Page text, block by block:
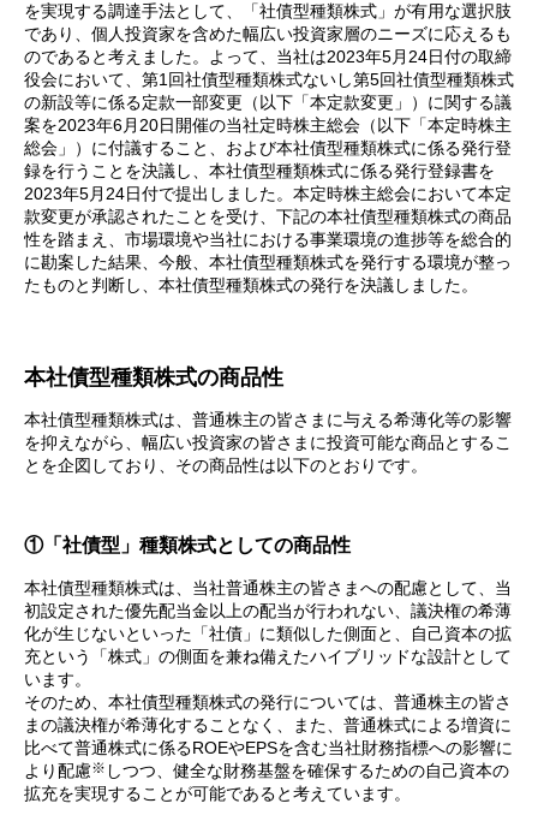
を実現する調達手法として、「社債型種類株式」が有用な選択肢
であり、個人投資家を含めた幅広い投資家層のニーズに応えるも
のであると考えました。よって、当社は2023年5月24日付の取締
役会において、第1回社債型種類株式ないし第5回社債型種類株式
の新設等に係る定款一部変更（以下「本定款変更」）に関する議
案を2023年6月20日開催の当社定時株主総会（以下「本定時株主
総会」）に付議すること、および本社債型種類株式に係る発行登
録を行うことを決議し、本社債型種類株式に係る発行登録書を
2023年5月24日付で提出しました。本定時株主総会において本定
款変更が承認されたことを受け、下記の本社債型種類株式の商品
性を踏まえ、市場環境や当社における事業環境の進捗等を総合的
に勘案した結果、今般、本社債型種類株式を発行する環境が整っ
たものと判断し、本社債型種類株式の発行を決議しました。
本社債型種類株式の商品性
本社債型種類株式は、普通株主の皆さまに与える希薄化等の影響
を抑えながら、幅広い投資家の皆さまに投資可能な商品とするこ
とを企図しており、その商品性は以下のとおりです。
①「社債型」種類株式としての商品性
本社債型種類株式は、当社普通株主の皆さまへの配慮として、当
初設定された優先配当金以上の配当が行われない、議決権の希薄
化が生じないといった「社債」に類似した側面と、自己資本の拡
充という「株式」の側面を兼ね備えたハイブリッドな設計として
います。
そのため、本社債型種類株式の発行については、普通株主の皆さ
まの議決権が希薄化することなく、また、普通株式による増資に
比べて普通株式に係るROEやEPSを含む当社財務指標への影響に
より配慮※ しつつ、健全な財務基盤を確保するための自己資本の
拡充を実現することが可能であると考えています。